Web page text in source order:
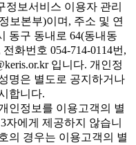
정보서비스 이용자 관리
보본부)이며, 주소 및 연
동구 동내로 64(동내동
화번호 054-714-0114번,
입니다. 개인정
명은 별도로 공지하거나
합니다.
인정보를 이용고객의 별
자에게 제공하지 않습니
의 경우는 이용고객의 별